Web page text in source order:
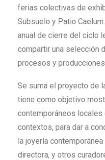
ferias colectivas de
Subsuelo y Patio
anual de cierre del ciclo
compartir una selección
procesos y
Se suma el proyecto de
tiene como objetivo
contemporáneos
contextos, para dar a
la joyería
directora, y otros